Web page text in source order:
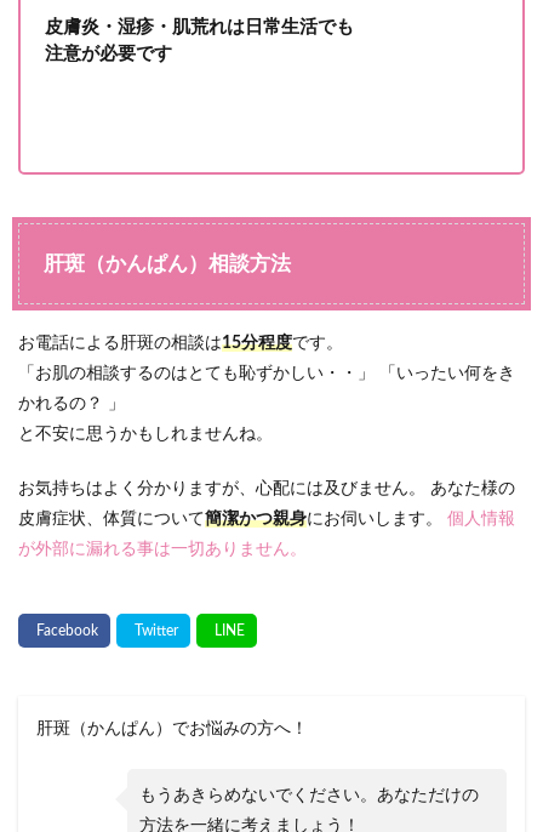
皮膚炎・湿疹・肌荒れは日常生活でも
注意が必要です
肝斑（かんぱん）相談方法
お電話による肝斑の相談は15分程度です。
「お肌の相談するのはとても恥ずかしい・・」 「いったい何をき
かれるの？ 」
と不安に思うかもしれませんね。
お気持ちはよく分かりますが、心配には及びません。 あなた様の
皮膚症状、体質について簡潔かつ親身にお伺いします。 個人情報
が外部に漏れる事は一切ありません。
肝斑（かんぱん）でお悩みの方へ！
もうあきらめないでください。あなただけの
方法を一緒に考えましょう！